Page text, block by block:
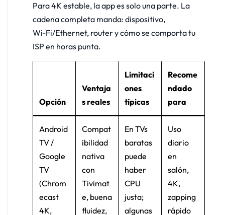
Para 4K estable, la app es solo una parte. La
cadena completa manda: dispositivo,
Wi‑Fi/Ethernet, router y cómo se comporta tu
ISP en horas punta.
Opción
Ventaja
s reales
Limitaci
ones
típicas
Recome
ndado
para
Android
TV /
Google
TV
(Chrom
ecast
4K,
Compat
ibilidad
nativa
con
Tivimat
e, buena
fluidez,
En TVs
baratas
puede
haber
CPU
justa;
algunas
Uso
diario
en
salón,
4K,
zapping
rápido